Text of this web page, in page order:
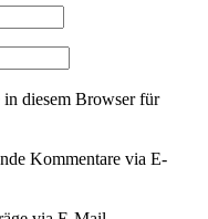
diesem Browser für
Kommentare via E-